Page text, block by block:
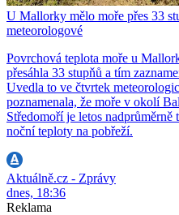
U Mallorky mělo moře přes 33
meteorologové
Povrchová teplota moře u
přesáhla 33 stupňů a tím
Uvedla to ve čtvrtek
poznamenala, že moře v okolí
Středomoří je letos
noční teploty na pobřeží.
Aktuálně.cz - Zprávy
dnes, 18:36
Reklama